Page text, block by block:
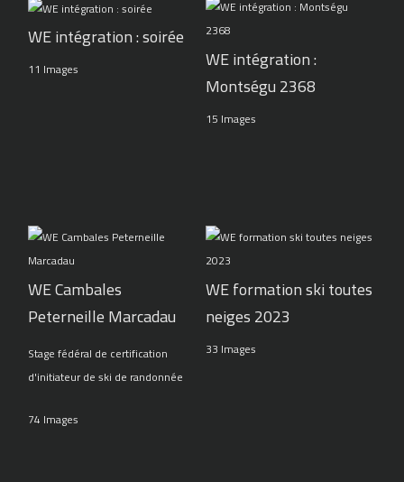
WE intégration : soirée
11 Images
WE intégration :
Montségu 2368
15 Images
WE Cambales
Peterneille Marcadau
Stage fédéral de certification
d'initiateur de ski de randonnée
74 Images
WE formation ski toutes
neiges 2023
33 Images